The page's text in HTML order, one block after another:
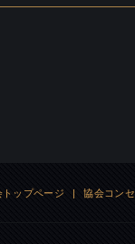
ップページ | 協会コン